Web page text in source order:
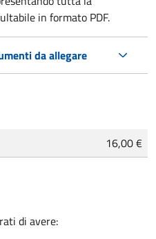
in formato PDF.
da allegare
16,00 €
di avere: